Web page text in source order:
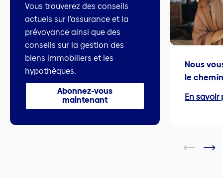
Vous trouverez des conseils
actuels sur l’assurance et la
prévoyance ainsi que des
conseils sur la gestion des
biens immobiliers et les
hypothèques.
Abonnez-vous
maintenant
Nous
le
En savoir